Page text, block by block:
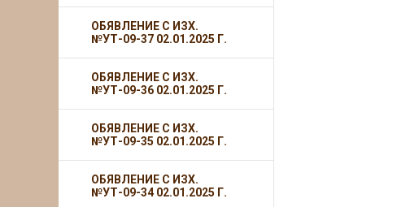
ОБЯВЛЕНИЕ С ИЗХ.
№УТ-09-37 02.01.2025 Г.
ОБЯВЛЕНИЕ С ИЗХ.
№УТ-09-36 02.01.2025 Г.
ОБЯВЛЕНИЕ С ИЗХ.
№УТ-09-35 02.01.2025 Г.
ОБЯВЛЕНИЕ С ИЗХ.
№УТ-09-34 02.01.2025 Г.